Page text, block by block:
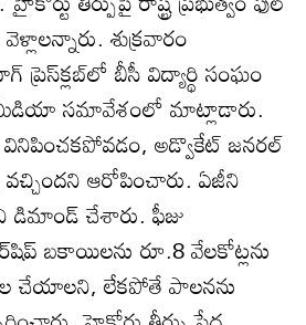
శుక్రవారం
బీసీ విద్యార్థి సంఘం
సమావేశంలో మాట్లాడారు.
వినిపించకపోవడం, అడ్వొకేట్‌ జనరల్‌
వచ్చిందని ఆరోపించారు. ఏజీని
చేశారు. ఫీజు
బకాయిలను రూ.8 వేలకోట్లను
చేయాలని, లేకపోతే పాలనను